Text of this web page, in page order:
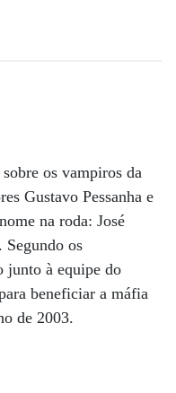
os vampiros da
Gustavo Pessanha e
na roda: José
os
junto à equipe do
beneficiar a máfia
de 2003.